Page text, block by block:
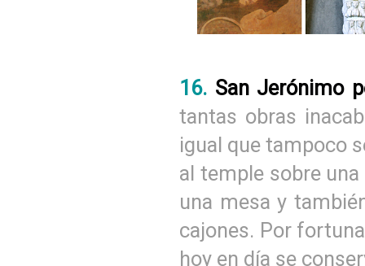
16. San Jerónimo
tantas obras
igual que tampoco
al temple sobre
una mesa y
cajones. Por
hoy en día se